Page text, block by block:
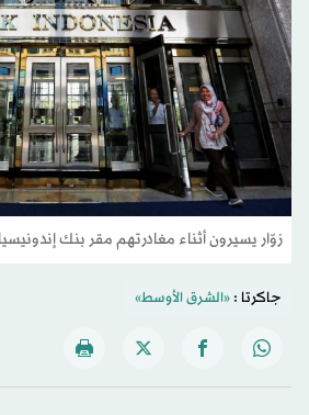
زوّار يسيرون أثناء مغادرتهم مقر بنك
جاكرتا :«الشرق الأوسط»